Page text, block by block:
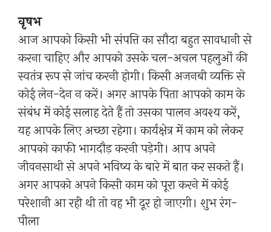
वृषभ
आज आपको किसी भी संपत्ति का सौदा बहुत सावधानी से
करना चाहिए और आपको उसके चल-अचल पहलुओं की
स्वतंत्र रूप से जांच करनी होगी। किसी अजनबी व्यक्ति से
कोई लेन-देन न करें। अगर आपके पिता आपको काम के
संबंध में कोई सलाह देते हैं तो उसका पालन अवश्य करें,
यह आपके लिए अच्छा रहेगा। कार्यक्षेत्र में काम को लेकर
आपको काफी भागदौड़ करनी पड़ेगी। आप अपने
जीवनसाथी से अपने भविष्य के बारे में बात कर सकते हैं।
अगर आपको अपने किसी काम को पूरा करने में कोई
परेशानी आ रही थी तो वह भी दूर हो जाएगी। शुभ रंग-
पीला